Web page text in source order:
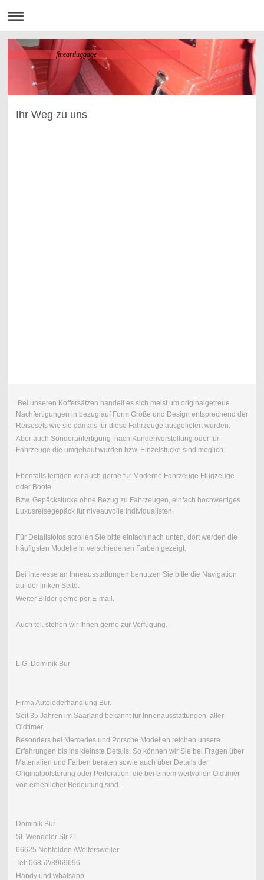
fineartluggage
Ihr Weg zu uns
Bei unseren Koffersätzen handelt es sich meist um originalgetreue
Nachfertigungen in bezug auf Form Größe und Design entsprechend der
Reisesets wie sie damals für diese Fahrzeuge ausgeliefert wurden.
Aber auch Sonderanfertigung nach Kundenvorstellung oder für
Fahrzeuge die umgebaut wurden bzw. Einzelstücke sind möglich.
Ebenfalls fertigen wir auch gerne für Moderne Fahrzeuge Flugzeuge
oder Boote
Bzw. Gepäckstücke ohne Bezug zu Fahrzeugen, einfach hochwertiges
Luxusreisegepäck für niveauvolle Individualisten.
Für Detailsfotos scrollen Sie bitte einfach nach unten, dort werden die
häufigsten Modelle in verschiedenen Farben gezeigt.
Bei Interesse an Inneausstattungen benutzen Sie bitte die Navigation
auf der linken Seite.
Weiter Bilder gerne per E-mail.
Auch tel. stehen wir Ihnen gerne zur Verfügung.
L.G. Dominik Bur
Firma Autolederhandlung Bur.
Seit 35 Jahren im Saarland bekannt für Innenausstattungen aller
Oldtimer.
Besonders bei Mercedes und Porsche Modellen reichen unsere
Erfahrungen bis ins kleinste Details. So können wir Sie bei Fragen über
Materialien und Farben beraten sowie auch über Details der
Originalpolsterung oder Perforation, die bei einem wertvollen Oldtimer
von erheblicher Bedeutung sind.
Dominik Bur
St. Wendeler Str.21
66625 Nohfelden /Wolfersweiler
Tel: 06852/8969696
Handy und whatsapp